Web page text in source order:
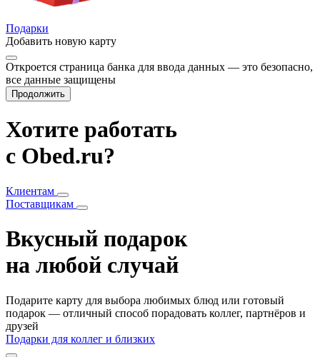
Подарки
Добавить новую карту
Откроется страница банка для ввода данных — это безопасно,
все данные защищены
Продолжить
Хотите работать
с Obed.ru?
Клиентам
Поставщикам
Вкусный подарок
на любой случай
Подарите карту для выбора любимых блюд или готовый
подарок — отличный способ порадовать коллег, партнёров и
друзей
Подарки для коллег и близких